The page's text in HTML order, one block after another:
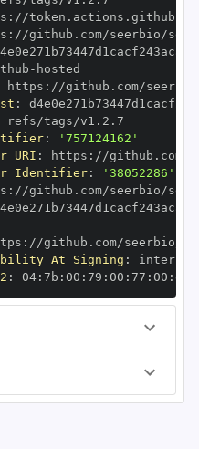
:
: //github.com/seerbio/seer
-
https : //github.com/
:
:
'757124162'
URI : https :
Identifier:
'38052286'
: //github.com/seerbio/seer
: //github.com/seerbio/
At Signing :
: 04: 7b : 00 : 79 : 00 : 77 : 00 : dd